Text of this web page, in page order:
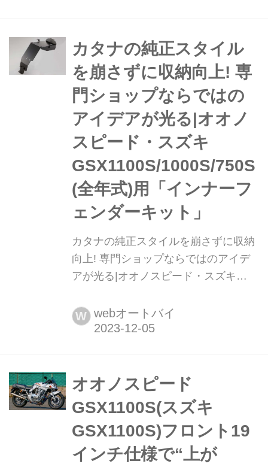
る スクリーンやカウルなど独特のスタ
イルをキープした外装に作動の軽いク
ラッチホルダー、純正フロントフォー
クの動...
カタナの純正スタイル
を崩さずに収納向上! 専
門ショップならではの
アイデアが光る|オオノ
スピード・スズキ
GSX1100S/1000S/750S
(全年式)用「インナーフ
ェンダーキット」
カタナの純正スタイルを崩さずに収納
向上! 専門ショップならではのアイデ
アが光る|オオノスピード・スズキ
ンナーフェンダーキット」 月刊『ヘリ
テイジ&レジェンズ』が各社の注目の
GSX1100S/1000S/750S(全年式)用「イ
ンナーフェンダーキット」をピックア
ップ!
W webオートバイ
オオノスピード
GSX1100S(スズキ
GSX1100S)フロント19
インチ仕様で“上が